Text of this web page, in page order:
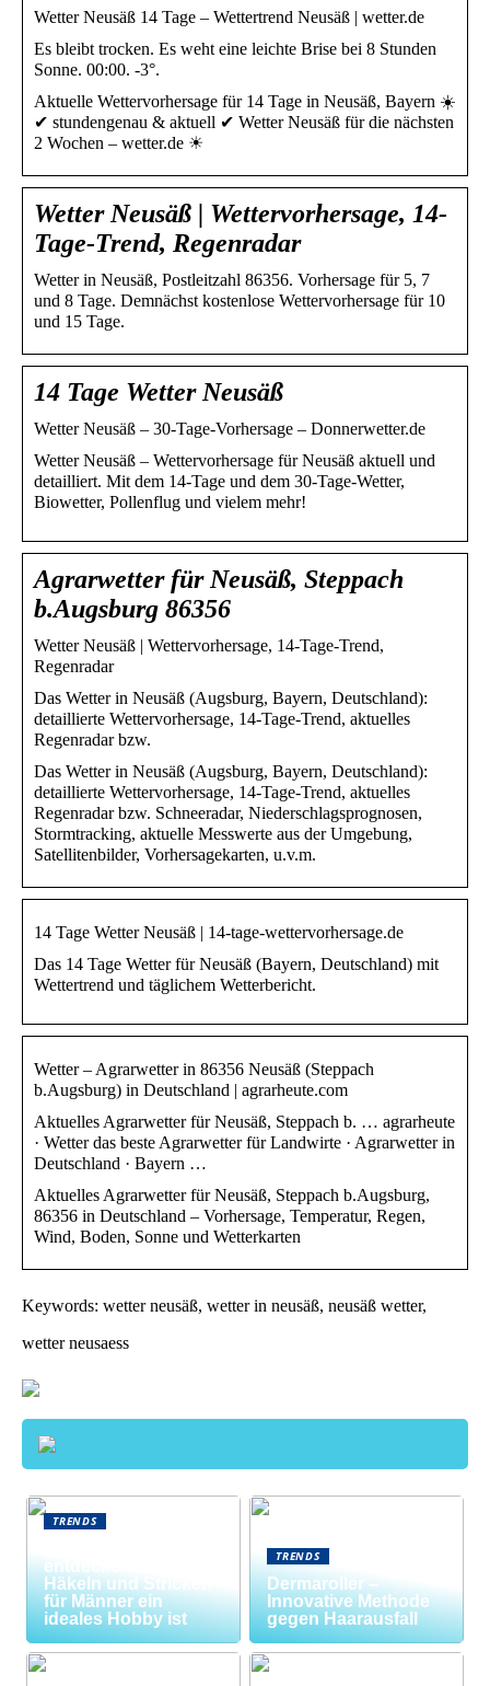
Wetter Neusäß 14 Tage – Wettertrend Neusäß | wetter.de
Es bleibt trocken. Es weht eine leichte Brise bei 8 Stunden
Sonne. 00:00. -3°.
Aktuelle Wettervorhersage für 14 Tage in Neusäß, Bayern ☀️
✔ stundengenau & aktuell ✔ Wetter Neusäß für die nächsten
2 Wochen – wetter.de ☀
Wetter Neusäß | Wettervorhersage, 14-
Tage-Trend, Regenradar
Wetter in Neusäß, Postleitzahl 86356. Vorhersage für 5, 7
und 8 Tage. Demnächst kostenlose Wettervorhersage für 10
und 15 Tage.
14 Tage Wetter Neusäß
Wetter Neusäß – 30-Tage-Vorhersage – Donnerwetter.de
Wetter Neusäß – Wettervorhersage für Neusäß aktuell und
detailliert. Mit dem 14-Tage und dem 30-Tage-Wetter,
Biowetter, Pollenflug und vielem mehr!
Agrarwetter für Neusäß, Steppach
b.Augsburg 86356
Wetter Neusäß | Wettervorhersage, 14-Tage-Trend,
Regenradar
Das Wetter in Neusäß (Augsburg, Bayern, Deutschland):
detaillierte Wettervorhersage, 14-Tage-Trend, aktuelles
Regenradar bzw.
Das Wetter in Neusäß (Augsburg, Bayern, Deutschland):
detaillierte Wettervorhersage, 14-Tage-Trend, aktuelles
Regenradar bzw. Schneeradar, Niederschlagsprognosen,
Stormtracking, aktuelle Messwerte aus der Umgebung,
Satellitenbilder, Vorhersagekarten, u.v.m.
14 Tage Wetter Neusäß | 14-tage-wettervorhersage.de
Das 14 Tage Wetter für Neusäß (Bayern, Deutschland) mit
Wettertrend und täglichem Wetterbericht.
Wetter – Agrarwetter in 86356 Neusäß (Steppach
b.Augsburg) in Deutschland | agrarheute.com
Aktuelles Agrarwetter für Neusäß, Steppach b. … agrarheute
· Wetter das beste Agrarwetter für Landwirte · Agrarwetter in
Deutschland · Bayern …
Aktuelles Agrarwetter für Neusäß, Steppach b.Augsburg,
86356 in Deutschland – Vorhersage, Temperatur, Regen,
Wind, Boden, Sonne und Wetterkarten
Keywords: wetter neusäß, wetter in neusäß, neusäß wetter,
wetter neusaess
TRENDS
entdecken: Warum
Häkeln und Stricken
für Männer ein
ideales Hobby ist
TRENDS
Dermaroller –
Innovative Methode
gegen Haarausfall